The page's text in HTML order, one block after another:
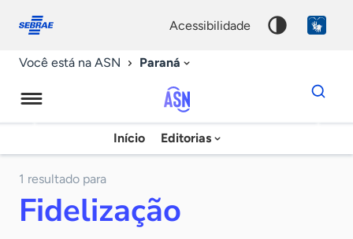
conosco
acessibilidade
Você está na ASN Paraná
Agência
Sebrae
Notícias
Início Editorias
Dados
para
chave
1 resultado para
Fidelização